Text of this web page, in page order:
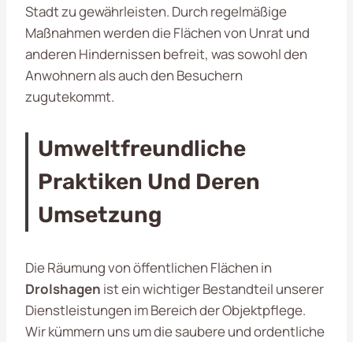
Stadt zu gewährleisten. Durch regelmäßige
Maßnahmen werden die Flächen von Unrat und
anderen Hindernissen befreit, was sowohl den
Anwohnern als auch den Besuchern
zugutekommt.
Umweltfreundliche
Praktiken Und Deren
Umsetzung
Die Räumung von öffentlichen Flächen in
Drolshagen ist ein wichtiger Bestandteil unserer
Dienstleistungen im Bereich der Objektpflege.
Wir kümmern uns um die saubere und ordentliche